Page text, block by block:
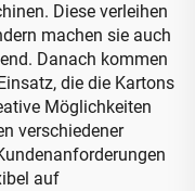
Diese verleihen
machen sie auch
Danach kommen
die die Kartons
Möglichkeiten
verschiedener
auf